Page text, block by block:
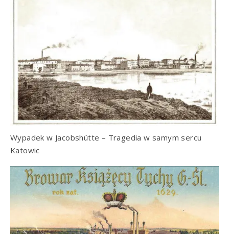
Wypadek w Jacobshütte – Tragedia w samym sercu
Katowic